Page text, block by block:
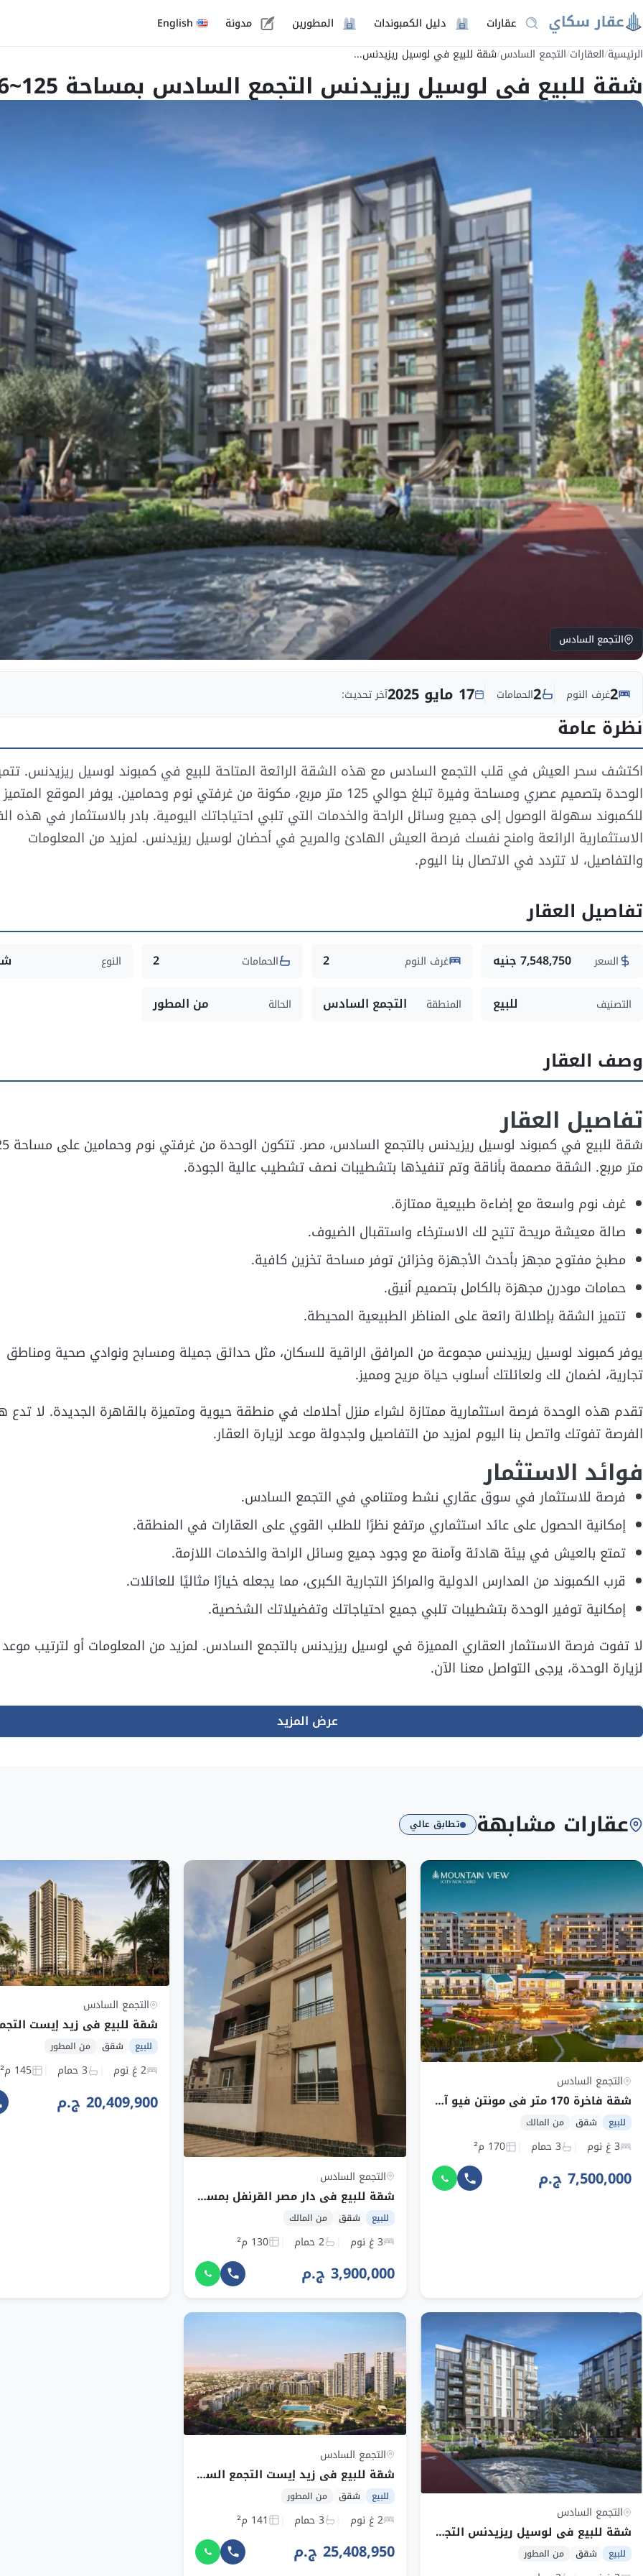
عقارات دليل الكمبوندات المطورين مدونة
English
الرئيسية/العقارات/التجمع السادس/شقة للبيع في لوسيل ريزيدنس...
شقة للبيع في لوسيل ريزيدنس التجمع السادس بمساحة 125~136 م² وقسط 99,602 ج.م
التجمع السادس
2غرف النوم 2الحمامات 17 مايو 2025 آخر تحديث:
نظرة عامة
اكتشف سحر العيش في قلب التجمع السادس مع هذه الشقة الرائعة المتاحة للبيع في كمبوند لوسيل ريزيدنس.
الوحدة بتصميم عصري ومساحة وفيرة تبلغ حوالي 125 متر مربع، مكونة من غرفتي نوم وحمامين. يوفر الموقع المتميز
للكمبوند سهولة الوصول إلى جميع وسائل الراحة والخدمات التي تلبي احتياجاتك اليومية. بادر بالاستثمار في هذه
الاستثمارية الرائعة وامنح نفسك فرصة العيش الهادئ والمريح في أحضان لوسيل ريزيدنس. لمزيد من المعلومات
والتفاصيل، لا تتردد في الاتصال بنا اليوم.
تفاصيل العقار
السعر 7,548,750 جنيه غرف النوم 2 الحمامات 2 النوع
التصنيف للبيع المنطقة التجمع السادس الحالة من المطور
وصف العقار
تفاصيل العقار
شقة للبيع في كمبوند
متر مربع. الشقة مصممة بأناقة وتم تنفيذها بتشطيبات نصف تشطيب عالية الجودة.
غرف نوم واسعة مع إضاءة طبيعية ممتازة.
صالة معيشة مريحة تتيح لك الاسترخاء واستقبال الضيوف.
مطبخ مفتوح مجهز بأحدث الأجهزة وخزائن توفر مساحة تخزين كافية.
حمامات مودرن مجهزة بالكامل بتصميم أنيق.
تتميز الشقة بإطلالة رائعة على المناظر الطبيعية المحيطة.
يوفر كمبوند لوسيل ريزيدنس مجموعة من المرافق الراقية للسكان، مثل حدائق جميلة ومسابح ونوادي صحية ومناطق
تجارية، لضمان لك ولعائلتك أسلوب حياة مريح ومميز.
تقدم هذه الوحدة فرصة استثمارية ممتازة لشراء منزل أحلامك في منطقة حيوية ومتميزة بالقاهرة الجديدة. لا تدع
الفرصة تفوتك واتصل بنا اليوم لمزيد من التفاصيل ولجدولة موعد لزيارة العقار.
فوائد الاستثمار
فرصة للاستثمار في سوق عقاري نشط ومتنامي في التجمع السادس.
إمكانية الحصول على عائد استثماري مرتفع نظرًا للطلب القوي على العقارات في المنطقة.
تمتع بالعيش في بيئة هادئة وآمنة مع وجود جميع وسائل الراحة والخدمات اللازمة.
قرب الكمبوند من المدارس الدولية والمراكز التجارية الكبرى، مما يجعله خيارًا مثاليًا للعائلات.
إمكانية توفير الوحدة بتشطيبات تلبي جميع احتياجاتك وتفضيلاتك الشخصية.
لا تفوت فرصة الاستثمار العقاري المميزة في لوسيل ريزيدنس بالتجمع السادس. لمزيد من المعلومات أو لترتيب موعد
لزيارة الوحدة، يرجى التواصل معنا الآن.
عرض المزيد
عقارات مشابهة تطابق عالي
التجمع السادس
شقة فاخرة 170 متر في مونتن فيو آي سيتي – 3 غرف، 3 حمامات، نصف تشطيب بمطبخ أمريك
للبيع شقق من المالك
3 غ نوم 3 حمام 170 م²
7,500,000 ج.م التجمع السادس
شقة للبيع في دار مصر القرنفل بمساحة 130م – القاهرة الجديدة
للبيع شقق من المالك
3 غ نوم 2 حمام 130 م²
3,900,000 ج.م
التجمع السادس
للبيع شقق من المطور
2 غ نوم 3 حمام 145 م²
20,409,900 ج.م
التجمع السادس
شقة للبيع في لوسيل ريزيدنس التجمع السادس بمساحة 174~179 م² وقسط 134,100 ج.م
للبيع شقق من المطور
التجمع السادس
شقة للبيع في زيد إيست التجمع السادس بمساحة 141 م² وقسط 190,567 ج.م
للبيع شقق من المطور
2 غ نوم 3 حمام 141 م²
25,408,950 ج.م